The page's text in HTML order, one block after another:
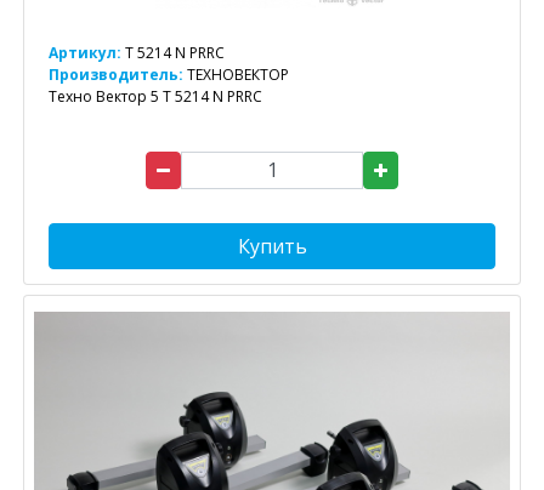
Артикул: T 5214 N PRRC
Производитель: ТЕХНОВЕКТОР
Техно Вектор 5 T 5214 N PRRC
Купить